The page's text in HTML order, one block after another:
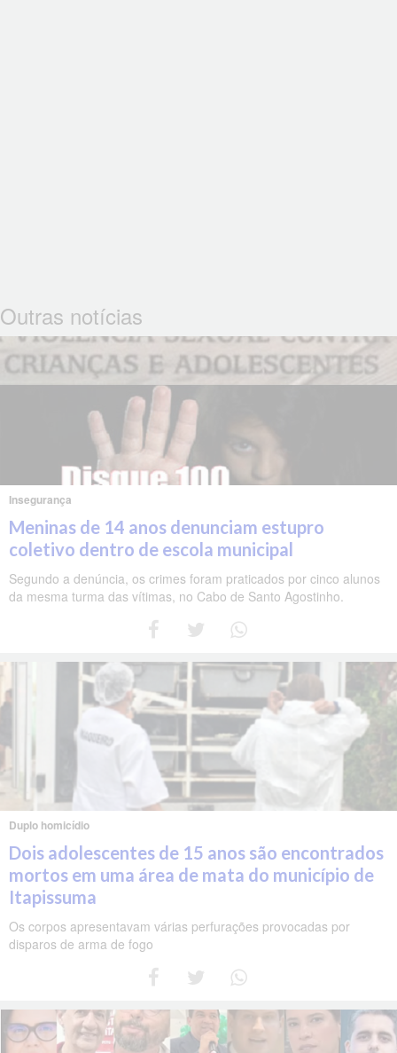
Outras notícias
Insegurança
Meninas de 14 anos denunciam estupro
coletivo dentro de escola municipal
Segundo a denúncia, os crimes foram praticados por cinco alunos
da mesma turma das vítimas, no Cabo de Santo Agostinho.
Duplo homicídio
Dois adolescentes de 15 anos são encontrados
mortos em uma área de mata do município de
Itapissuma
Os corpos apresentavam várias perfurações provocadas por
disparos de arma de fogo